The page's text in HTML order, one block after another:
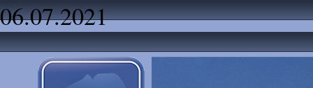
06.07.2021